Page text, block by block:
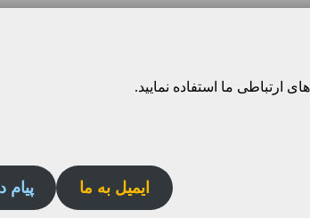
ارتباطی ما استفاده نمایید.
ایمیل به ما پیام